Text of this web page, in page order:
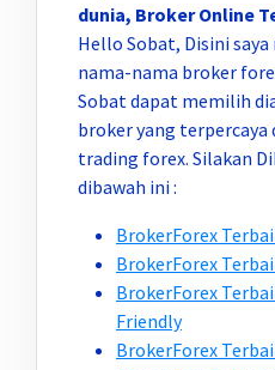
dunia, Broker Online
Hello Sobat, Disini
nama-nama broker
Sobat dapat memilih
broker yang terpercaya
trading forex. Silakan
dibawah ini :
BrokerForex
BrokerForex
BrokerForex
Friendly
BrokerForex